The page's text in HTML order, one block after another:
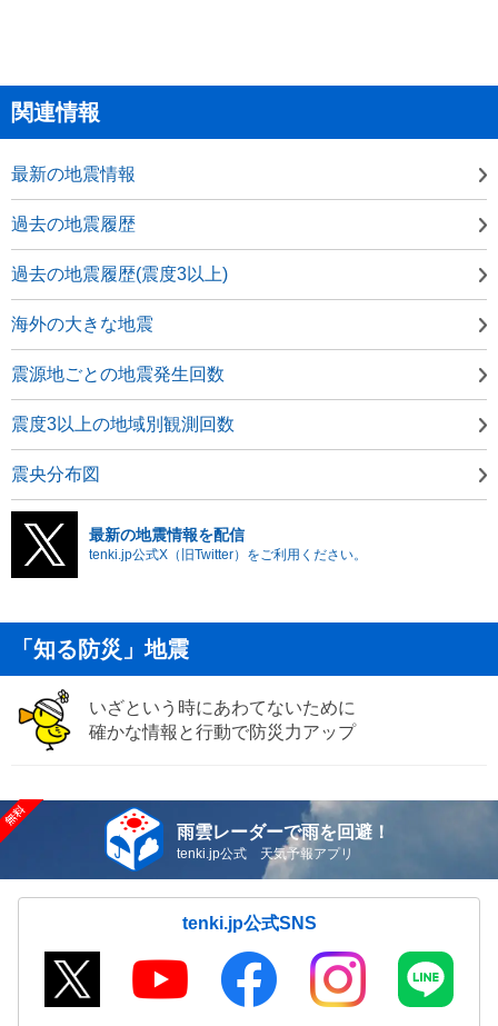
関連情報
最新の地震情報
過去の地震履歴
過去の地震履歴(震度3以上)
海外の大きな地震
震源地ごとの地震発生回数
震度3以上の地域別観測回数
震央分布図
最新の地震情報を配信
tenki.jp公式X（旧Twitter）をご利用ください。
「知る防災」地震
いざという時にあわてないために
確かな情報と行動で防災力アップ
雨雲レーダーで雨を回避！
tenki.jp公式 天気予報アプリ
tenki.jp公式SNS